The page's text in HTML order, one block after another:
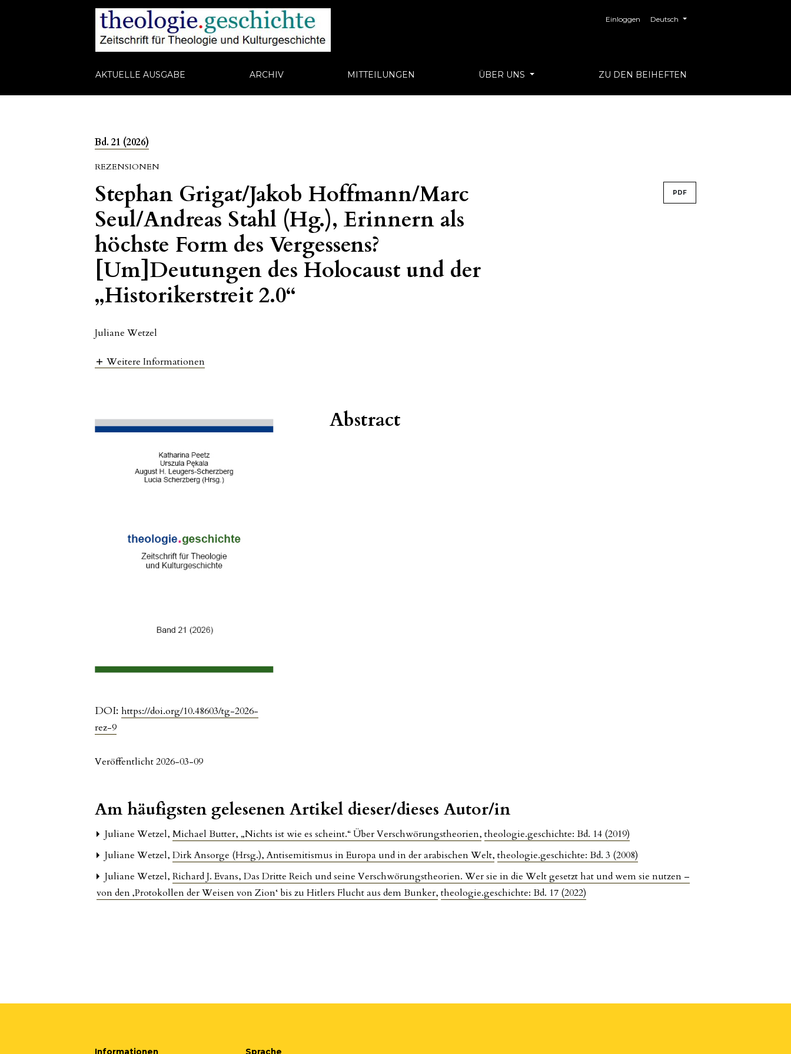
Einloggen Deutsch
AKTUELLE AUSGABE ARCHIV MITTEILUNGEN ÜBER UNS ZU DEN BEIHEFTEN
Bd. 21 (2026)
REZENSIONEN
Stephan Grigat/Jakob Hoffmann/Marc
Seul/Andreas Stahl (Hg.), Erinnern als
höchste Form des Vergessens?
[Um]Deutungen des Holocaust und der
„Historikerstreit 2.0“
PDF
Juliane Wetzel
Weitere Informationen
DOI:https://doi.org/10.48603/tg-2026-
rez-9
Veröffentlicht 2026-03-09
Abstract
Am häufigsten gelesenen Artikel dieser/dieses Autor/in
Juliane Wetzel,Michael Butter, „Nichts ist wie es scheint.“ Über Verschwörungstheorien,theologie.geschichte: Bd. 14 (2019)
Juliane Wetzel,Dirk Ansorge (Hrsg.), Antisemitismus in Europa und in der arabischen Welt,theologie.geschichte: Bd. 3 (2008)
Juliane Wetzel,Richard J. Evans, Das Dritte Reich und seine Verschwörungstheorien. Wer sie in die Welt gesetzt hat und wem sie nutzen –
von den ‚Protokollen der Weisen von Zion‘ bis zu Hitlers Flucht aus dem Bunker,theologie.geschichte: Bd. 17 (2022)
Informationen Sprache